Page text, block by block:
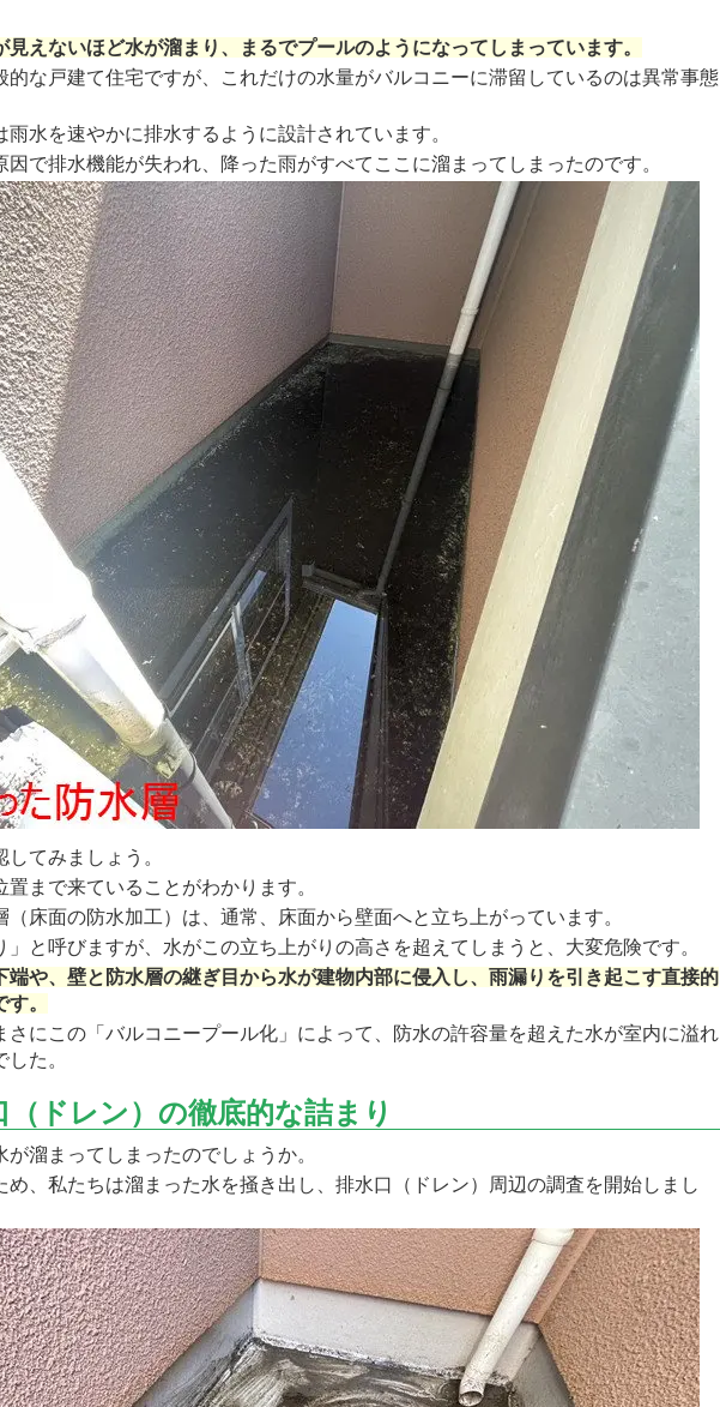
見えないほど水が溜まり、まるでプールのようになってしまっています。
的な戸建て住宅ですが、これだけの水量がバルコニーに滞留しているのは異常事態
水を速やかに排水するように設計されています。
因で排水機能が失われ、降った雨がすべてここに溜まってしまったのです。
てみましょう。
まで来ていることがわかります。
（床面の防水加工）は、通常、床面から壁面へと立ち上がっています。
」と呼びますが、水がこの立ち上がりの高さを超えてしまうと、大変危険です。
端や、壁と防水層の継ぎ目から水が建物内部に侵入し、雨漏りを引き起こす直接的
。
さにこの「バルコニープール化」によって、防水の許容量を超えた水が室内に溢れ
た。
（ドレン）の徹底的な詰まり
溜まってしまったのでしょうか。
め、私たちは溜まった水を掻き出し、排水口（ドレン）周辺の調査を開始しまし